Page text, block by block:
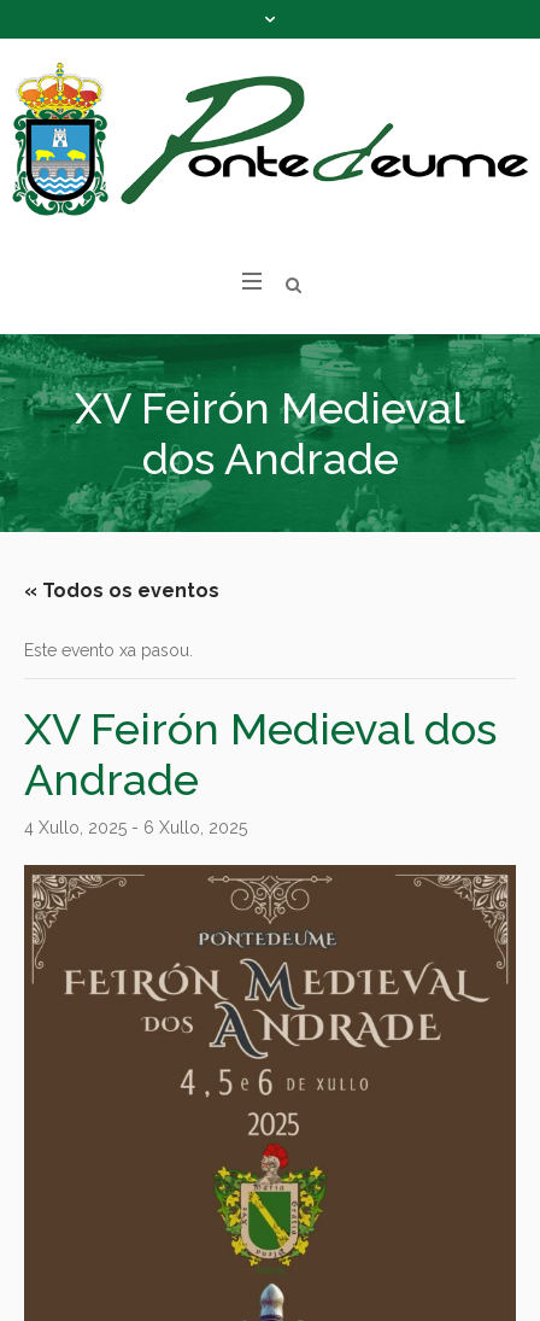
XV Feirón Medieval
dos Andrade
« Todos os eventos
Este evento xa pasou.
XV Feirón Medieval dos
Andrade
4 Xullo, 2025 - 6 Xullo, 2025